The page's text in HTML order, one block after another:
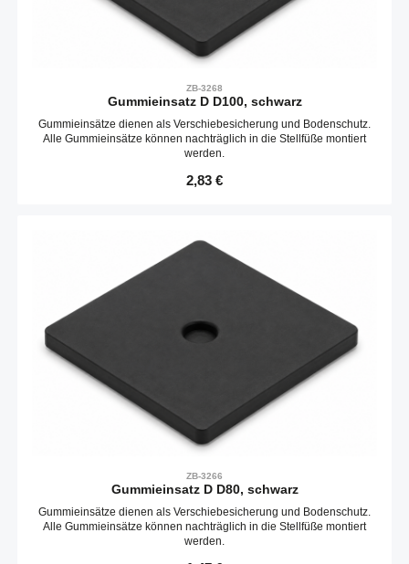
ZB-3268
Gummieinsatz D D100, schwarz
Gummieinsätze dienen als Verschiebesicherung und Bodenschutz.
Alle Gummieinsätze können nachträglich in die Stellfüße montiert
werden.
Regulärer Preis:
2,83 €
ZB-3266
Gummieinsatz D D80, schwarz
Gummieinsätze dienen als Verschiebesicherung und Bodenschutz.
Alle Gummieinsätze können nachträglich in die Stellfüße montiert
werden.